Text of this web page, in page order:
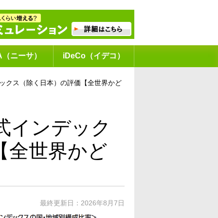
ニーサ） iDeCo（イデコ）
クス（除く日本）の評価【全世界かど
インデック
全世界かど
最終更新日： 2026年8月7日